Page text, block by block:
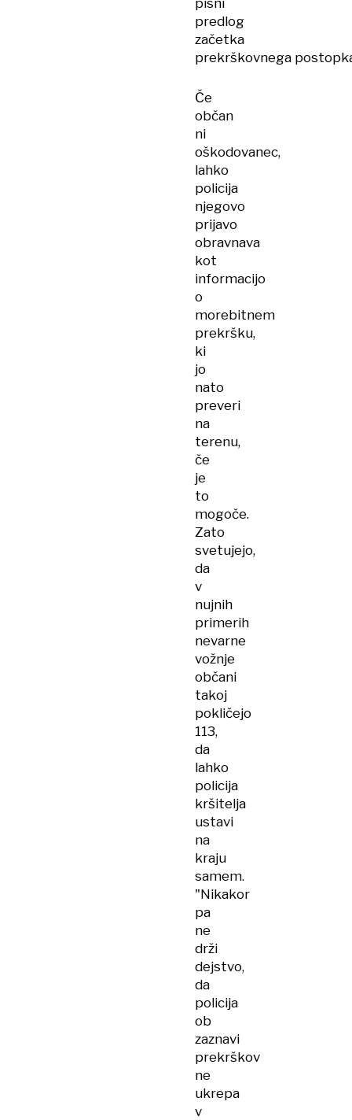
predlog
začetka
prekrškovnega
Če
občan
ni
oškodovanec,
lahko
policija
njegovo
prijavo
obravnava
kot
informacijo
o
morebitnem
prekršku,
ki
jo
nato
preveri
na
terenu,
če
je
to
mogoče.
Zato
svetujejo,
da
v
nujnih
primerih
nevarne
vožnje
občani
takoj
pokličejo
113,
da
lahko
policija
kršitelja
ustavi
na
kraju
samem.
"Nikakor
pa
ne
drži
dejstvo,
da
policija
ob
zaznavi
prekrškov
ne
ukrepa
v